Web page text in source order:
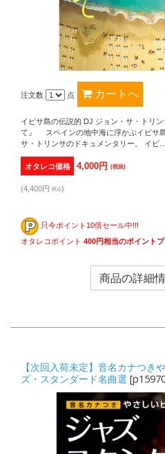
注文数 点
イビサ島の伝説的 DJ ジョン・サ・トリ
て』 スペインの地中海に浮かぶイビサ
サ・トリンサのドキュメンタリー。 イビ...
オタレコ価格 4,000円(税抜)
(4,400円 税込)
只今ポイント10倍セール中!!!
オタレコポイント 400円相当のポイント
商品の詳細
【次回入荷未定】音名カナつき
ズ・スタンダード名曲選